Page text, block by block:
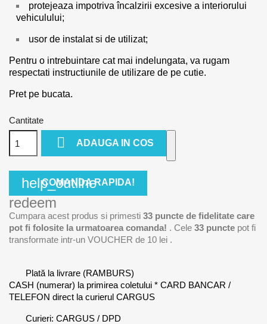
protejeaza impotriva încalzirii excesive a interiorului
vehiculului;
usor de instalat si de utilizat;
Pentru o intrebuintare cat mai indelungata, va rugam
respectati instructiunile de utilizare de pe cutie.
Pret pe bucata.
Cantitate
 ADAUGA IN COS
help_outline
COMANDA RAPIDA!
redeem
Cumpara acest produs si primesti 33 puncte de fidelitate care
pot fi folosite la urmatoarea comanda! . Cele 33 puncte pot fi
transformate intr-un VOUCHER de 10 lei .
Plată la livrare (RAMBURS)
CASH (numerar) la primirea coletului * CARD BANCAR /
TELEFON direct la curierul CARGUS
Curieri: CARGUS / DPD